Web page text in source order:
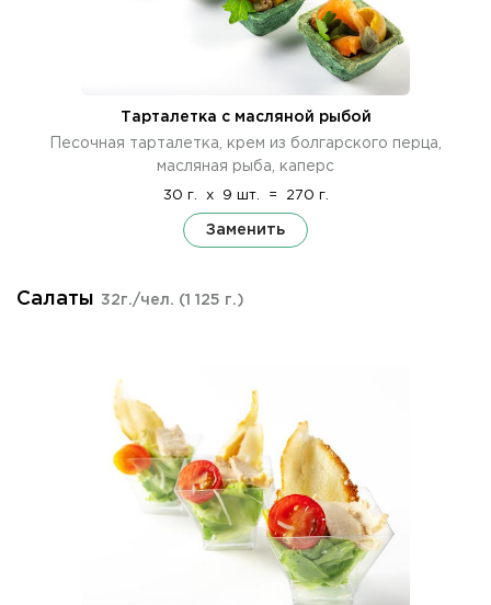
Тарталетка с масляной рыбой
Песочная тарталетка, крем из болгарского перца,
масляная рыба, каперс
30 г. x 9 шт. = 270 г.
Заменить
Салаты 32г./чел. (1 125 г.)